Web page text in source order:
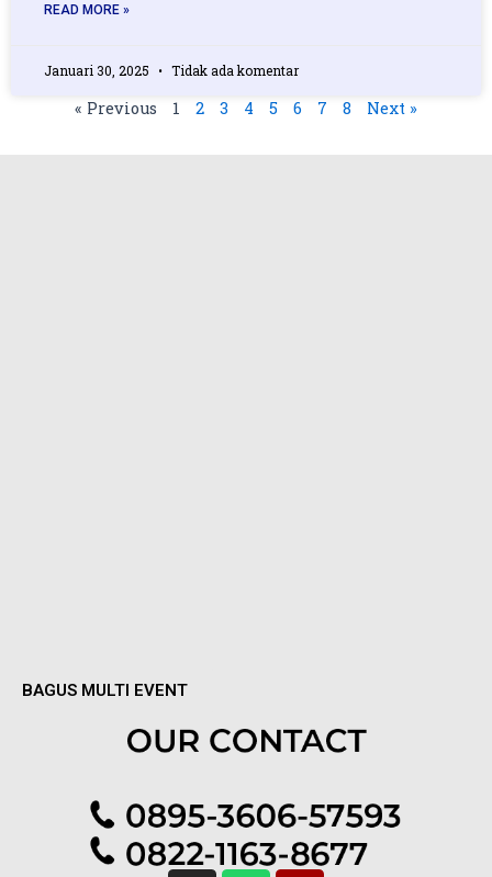
READ MORE »
Januari 30, 2025 Tidak ada komentar
« Previous 1 2 3 4 5 6 7 8 Next »
Google Maps
BAGUS MULTI EVENT